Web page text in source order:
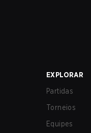
EXPLORAR
Partidas
Torneios
Equipes